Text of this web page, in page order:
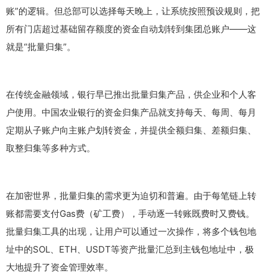
账”的逻辑。但总部可以选择每天晚上，让系统按照预设规则，把
所有门店超过基础留存额度的资金自动划转到集团总账户——这
就是“批量归集”。
在传统金融领域，银行早已推出批量归集产品，供企业和个人客
户使用。中国农业银行的资金归集产品就支持每天、每周、每月
定期从子账户向主账户划转资金，并提供全额归集、差额归集、
取整归集等多种方式。
在加密世界，批量归集的需求更为迫切和普遍。由于每笔链上转
账都需要支付Gas费（矿工费），手动逐一转账既费时又费钱。
批量归集工具的出现，让用户可以通过一次操作，将多个钱包地
址中的SOL、ETH、USDT等资产批量汇总到主钱包地址中，极
大地提升了资金管理效率。